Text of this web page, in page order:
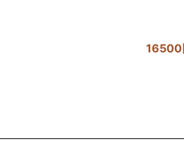
16500